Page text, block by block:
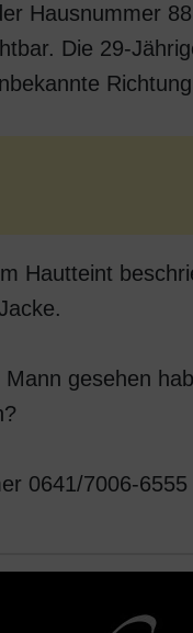
Hausnummer
Die 29-
Hautteint
gesehen
0641/7006-